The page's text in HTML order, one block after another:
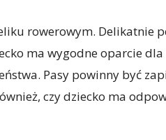
rowerowym. Delikatnie
ma wygodne oparcie
Pasy powinny być
czy dziecko ma